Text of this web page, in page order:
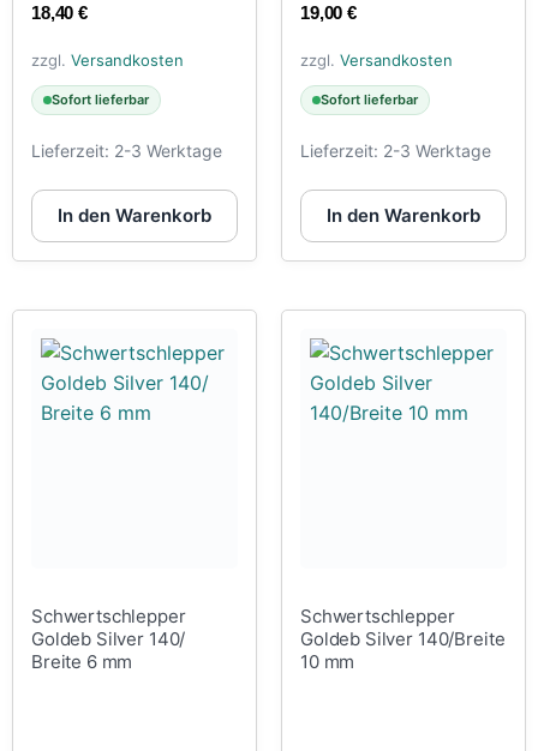
18,40€
zzgl. Versandkosten
Sofort lieferbar
Lieferzeit: 2-3 Werktage
In den Warenkorb
19,00€
zzgl. Versandkosten
Sofort lieferbar
Lieferzeit: 2-3 Werktage
In den Warenkorb
Schwertschlepper
Goldeb Silver 140/
Breite 6 mm
Schwertschlepper
Goldeb Silver 140/Breite
10 mm